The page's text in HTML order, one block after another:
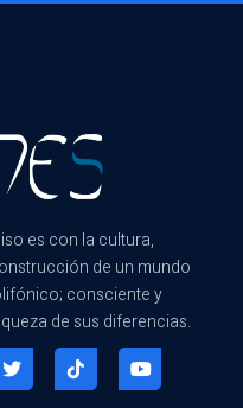
es con la cultura,
de un mundo
consciente y
de sus diferencias.